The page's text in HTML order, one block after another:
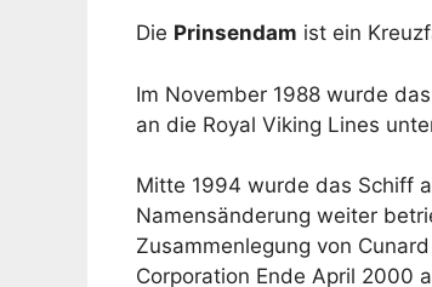
Die Prinsendam ist ein
Im November 1988 wurde
an die Royal Viking Lines
Mitte 1994 wurde das Schiff
Namensänderung weiter
Zusammenlegung von
Corporation Ende April 2000